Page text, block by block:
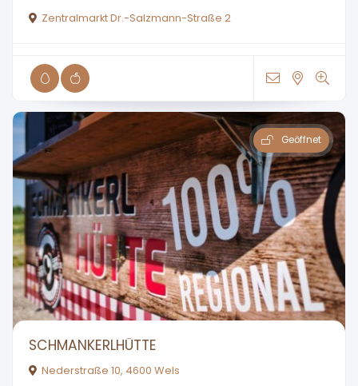
Zentralmarkt Dr.-Salzmann-Straße 2
Geöffnet
SCHMANKERLHÜTTE
Nederstraße 10, 4600 Wels